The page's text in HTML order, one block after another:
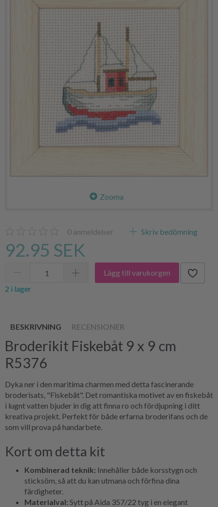
Zooma
0 anmeldelser Skriv bedömning
92.95 SEK
Lägg till varukorgen
2 i lager
BESKRIVNING RECENSIONER
Broderikit Fiskebåt 9 x 9 cm
R5376
Dyka ner i den maritima charmen med detta fascinerande
broderisats, "Fiskebåt". Det romantiska motivet av en fiskebåt
i lugnt vatten bjuder in dig att finna ro och fördjupning i ditt
kreativa projekt. Perfekt för både erfarna broderifans och de
som vill prova på handarbete.
Kort om detta kit
Kombinerad teknik: Innehåller både korsstygn och
sticksöm, så att du kan utmana och förfina dina
färdigheter.
Materialval: Sytt på Aida 357/22 tyg i en elegant